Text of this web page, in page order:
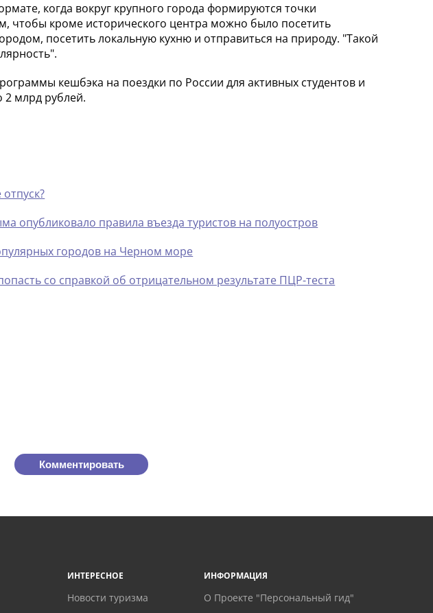
когда вокруг крупного города формируются точки
чтобы кроме исторического центра можно было посетить
посетить локальную кухню и отправиться на природу. "Такой
кешбэка на поездки по России для активных студентов и
2 млрд рублей.
опубликовало правила въезда туристов на полуостров
городов на Черном море
со справкой об отрицательном результате ПЦР-теста
Комментировать
ИНТЕРЕСНОЕ
Новости туризма
ИНФОРМАЦИЯ
О Проекте "Персональный гид"